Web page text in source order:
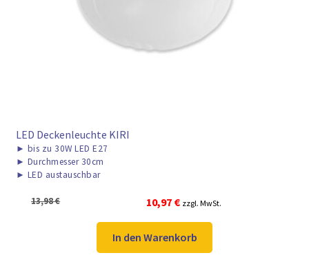
LED Deckenleuchte KIRI
► bis zu 30W LED E27
► Durchmesser 30cm
► LED austauschbar
13,98€
Ursprünglicher
Preis
war:
13,98 €
10,97 €Aktueller
Preis
ist:
10,97 €.
zzgl. MwSt.
In den Warenkorb